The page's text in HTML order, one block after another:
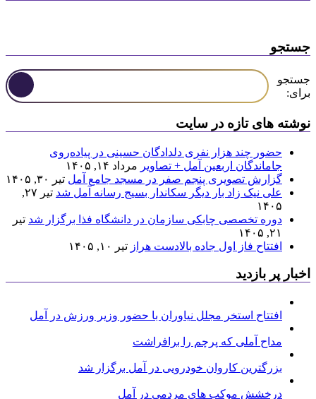
جستجو
جستجو
برای:
نوشته های تازه در سایت
حضور چند هزار نفری دلدادگان حسینی در پیاده‌روی
جاماندگان اربعین آمل + تصاویر مرداد ۱۴, ۱۴۰۵
گزارش تصویری پنجم صفر در مسجد جامع آمل تیر ۳۰, ۱۴۰۵
علی نیک زاد بار دیگر سکاندار بسیج رسانه آمل شد
تیر ۲۷,
۱۴۰۵
دوره تخصصی چابکی سازمان در دانشگاه فذا برگزار شد تیر
۲۱, ۱۴۰۵
افتتاح فاز اول جاده بالادست هراز تیر ۱۰, ۱۴۰۵
اخبار پر بازدید
افتتاح استخر مجلل نیاوران با حضور وزیر ورزش در آمل
مداح آملی که پرچم را برافراشت
بزرگترین کاروان خودرویی در آمل برگزار شد
درخشش موکب های مردمی در آمل